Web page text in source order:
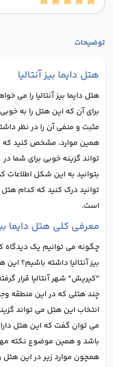
توضیحات
هتل دایما بیز آنتالیا
هتل دایما بیز آنتالیا را می
برای آن که این هتل را به
مثبت و منفی آن را در نظر
همین موارد، مشخص کنید که
تواند گزینه خوبی برای شما در
بتوانید به این شکل اطلاعات
توانید درک کنید که کدام
است.
معرفی کلی هتل دایما
چگونه می توانیم یک دیدگاه
چند هتلی که در این منطقه
انتخاب این هتل می تواند
می توان گفت که این هتل
باشد و همین موضوع نکته
همچون موارد زیر در این هتل